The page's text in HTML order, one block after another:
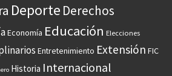
Deporte Derechos
Economía Educación Elecciones
Entretenimiento Extensión FIC
Historia Internacional